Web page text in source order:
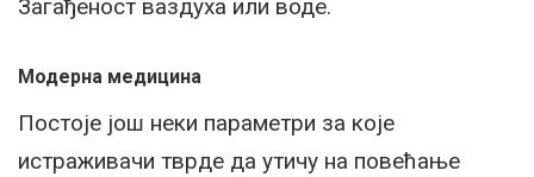
Загађеност ваздуха или воде.
Модерна медицина
Постоје још неки параметри за које
истраживачи тврде да утичу на повећање